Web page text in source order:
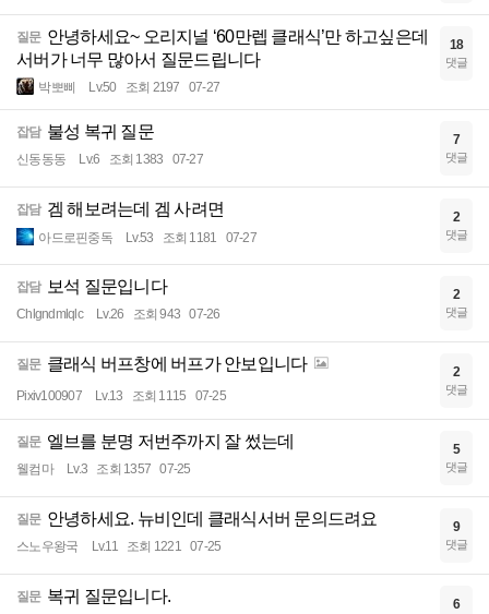
질문 안녕하세요~ 오리지널 ‘60만렙 클래식’만 하고싶은데
서버가 너무 많아서 질문드립니다
박뽀삐 Lv.50 조회 2197 07-27
18
댓글
잡담 불성 복귀 질문
신동동동 Lv.6 조회 1383 07-27
7
댓글
잡담 겜 해보려는데 겜 사려면
아드로핀중독 Lv.53 조회 1181 07-27
2
댓글
잡담 보석 질문입니다
Chlgndmlqlc Lv.26 조회 943 07-26
2
댓글
질문 클래식 버프창에 버프가 안보입니다
Pixiv100907 Lv.13 조회 1115 07-25
2
댓글
질문 엘브를 분명 저번주까지 잘 썼는데
웰컴마 Lv.3 조회 1357 07-25
5
댓글
질문 안녕하세요. 뉴비인데 클래식서버 문의드려요
스노우왕국 Lv.11 조회 1221 07-25
9
댓글
질문 복귀 질문입니다. 6